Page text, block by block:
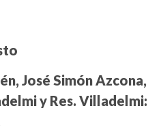
José Simón Azcona,
y Res. Villadelmi: